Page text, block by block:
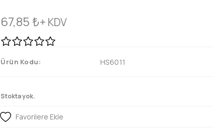
67,85 ₺+ KDV
Ürün Kodu: HS6011
Stokta yok.
Favorilere Ekle